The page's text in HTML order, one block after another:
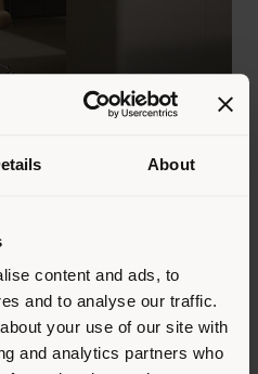
About
content and ads, to
and to analyse our traffic.
your use of our site with
and analytics partners who
la relation
sophistiquée